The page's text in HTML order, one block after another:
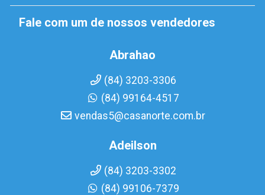
Fale com um de nossos vendedores
Abrahao
(84) 3203-3306
(84) 99164-4517
vendas5@casanorte.com.br
Adeilson
(84) 3203-3302
(84) 99106-7379